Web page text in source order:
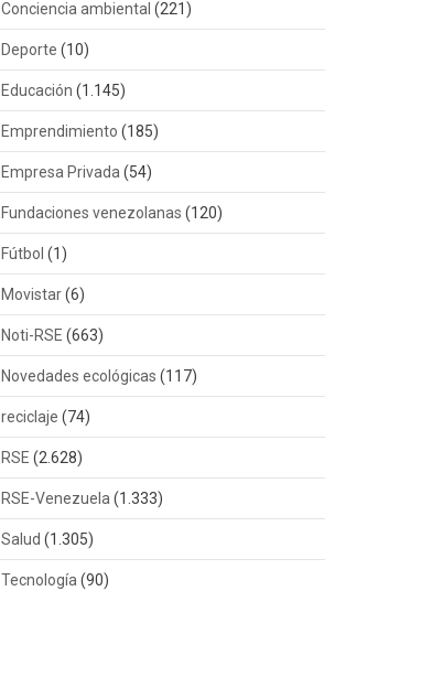
Conciencia ambiental (221)
Deporte (10)
Educación (1.145)
Emprendimiento (185)
Empresa Privada (54)
Fundaciones venezolanas (120)
Fútbol (1)
Movistar(6)
Noti-RSE (663)
Novedades ecológicas (117)
reciclaje (74)
RSE (2.628)
RSE-Venezuela (1.333)
Salud (1.305)
Tecnología (90)